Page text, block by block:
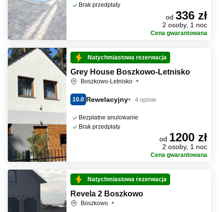
Brak przedpłaty
od 336 zł
2 osoby, 1 noc
Cena gwarantowana
Natychmiastowa rezerwacja
Grey House Boszkowo-Letnisko
Boszkowo-Letnisko
10.0 Rewelacyjny 4 opinie
Bezpłatne anulowanie
Brak przedpłaty
od 1200 zł
2 osoby, 1 noc
Cena gwarantowana
Natychmiastowa rezerwacja
Revela 2 Boszkowo
Boszkowo